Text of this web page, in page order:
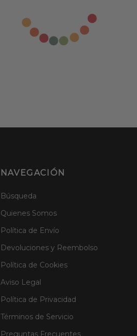
NAVEGACIÓN
Búsqueda
Quienes Somos
Política de Envío
Devoluciones y Reembolso
Política de Cookies
Aviso Legal
Política de Privacidad
Términos de Servicio
Preguntas Frecuentes